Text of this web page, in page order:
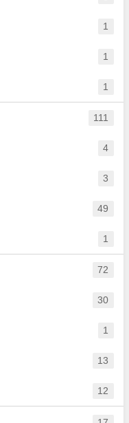
1
1
1
111
4
3
49
1
72
30
1
13
12